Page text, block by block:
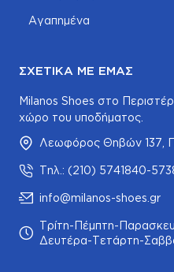
Αγαπημένα
ΣΧΕΤΙΚΆ ΜΕ ΕΜΆΣ
Milanos Shoes στο
χώρο του υποδήματος.
Λεωφόρος Θηβών 137,
Τηλ.: (210) 5741840-
info@milanos-shoes.gr
Τρίτη-Πέμπτη-
Δευτέρα-Τετάρτη-